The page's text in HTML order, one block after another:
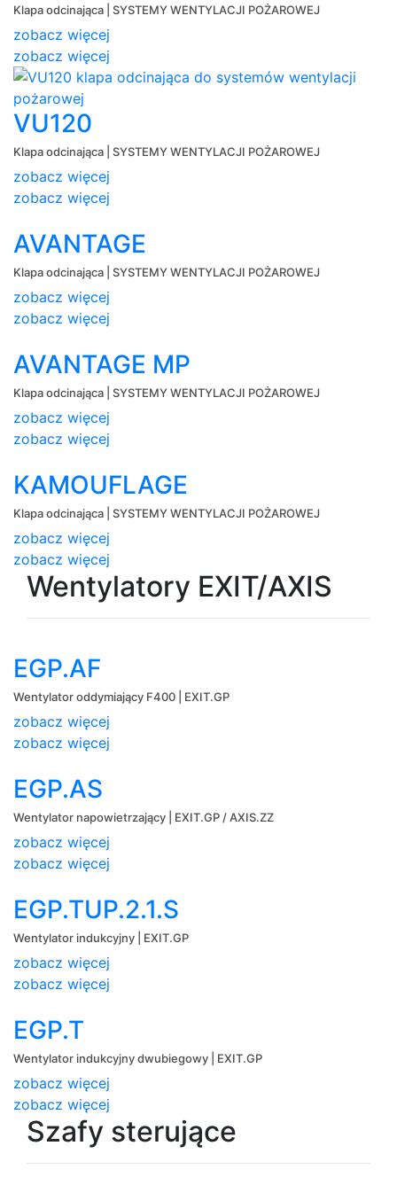
Klapa odcinająca | SYSTEMY WENTYLACJI POŻAROWEJ
zobacz więcej
zobacz więcej
VU120
Klapa odcinająca | SYSTEMY WENTYLACJI POŻAROWEJ
zobacz więcej
zobacz więcej
AVANTAGE
Klapa odcinająca | SYSTEMY WENTYLACJI POŻAROWEJ
zobacz więcej
zobacz więcej
AVANTAGE MP
Klapa odcinająca | SYSTEMY WENTYLACJI POŻAROWEJ
zobacz więcej
zobacz więcej
KAMOUFLAGE
Klapa odcinająca | SYSTEMY WENTYLACJI POŻAROWEJ
zobacz więcej
zobacz więcej
Wentylatory EXIT/AXIS
EGP.AF
Wentylator oddymiający F400 | EXIT.GP
zobacz więcej
zobacz więcej
EGP.AS
Wentylator napowietrzający | EXIT.GP / AXIS.ZZ
zobacz więcej
zobacz więcej
EGP.TUP.2.1.S
Wentylator indukcyjny | EXIT.GP
zobacz więcej
zobacz więcej
EGP.T
Wentylator indukcyjny dwubiegowy | EXIT.GP
zobacz więcej
zobacz więcej
Szafy sterujące